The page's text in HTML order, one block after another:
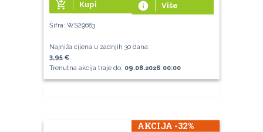
add_shopping_cart Kupi info Više
Šifra: WS29683
Najniža cijena u zadnjih 30 dana:
3,95 €
Trenutna akcija traje do: 09.08.2026 00:00
AKCIJA -32%